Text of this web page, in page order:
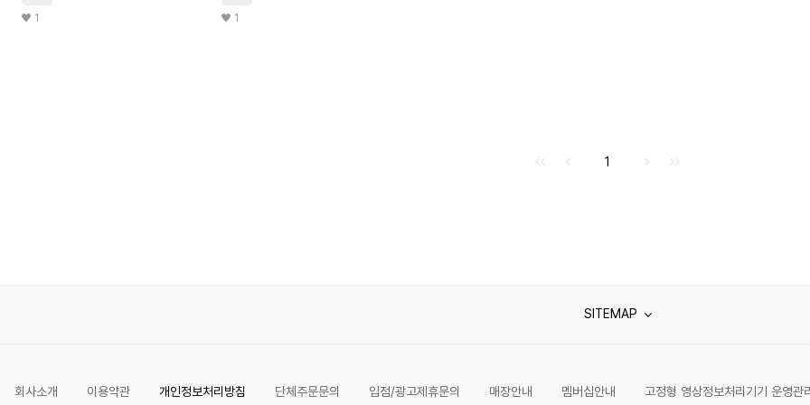
1 1
이전으로
1다음으로
SITEMAP
회사소개 이용약관 개인정보처리방침 단체주문문의 입점/광고제휴문의 매장안내 멤버십안내 고정형 영상정보처리기기 운영관